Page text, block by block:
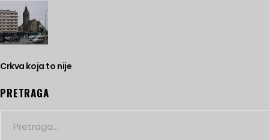
Crkva koja to nije
PRETRAGA